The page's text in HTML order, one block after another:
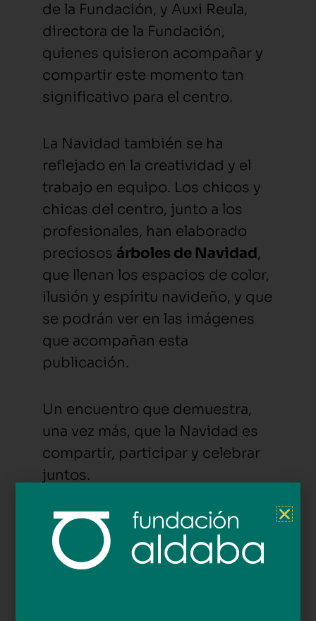
de la Fundación, y Auxi Reula,
directora de la Fundación,
quienes quisieron acompañar y
compartir este momento tan
significativo para el centro.
La Navidad también se ha
reflejado en la creatividad y el
trabajo en equipo. Los chicos y
chicas del centro, junto a los
profesionales, han elaborado
preciosos árboles de Navidad,
que llenan los espacios de color,
ilusión y espíritu navideño, y que
se podrán ver en las imágenes
que acompañan esta
publicación.
Un encuentro que demuestra,
una vez más, que la Navidad es
compartir, participar y celebrar
juntos.